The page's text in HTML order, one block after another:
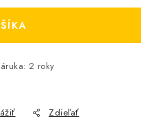
: 2 roky
Zdieľať